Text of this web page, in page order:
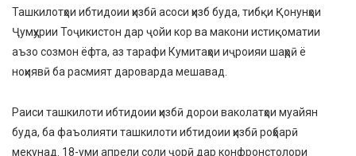
Ташкилотҳои ибтидоии ҳизбӣ асоси ҳизб буда, тибқи Қонунҳои
Ҷумҳурии Тоҷикистон дар ҷойи кор ва макони истиқоматии
аъзо созмон ёфта, аз тарафи Кумитаҳои иҷроияи шаҳрӣ ё
ноҳиявӣ ба расмият дароварда мешавад.
Раиси ташкилоти ибтидоии ҳизбӣ дорои ваколатҳои муайян
буда, ба фаъолияти ташкилоти ибтидоии ҳизбӣ роҳбарӣ
мекунад. 18-уми апрели соли ҷорӣ дар конфронстолори